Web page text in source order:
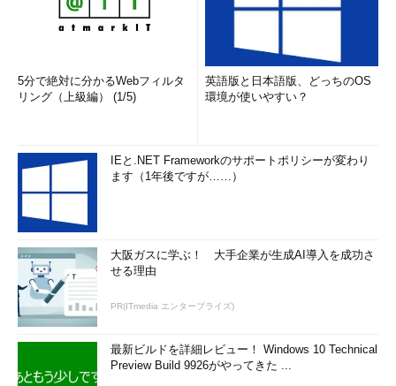
5分で絶対に分かるWebフィルタ
リング（上級編） (1/5)
英語版と日本語版、どっちのOS
環境が使いやすい？
IEと.NET Frameworkのサポートポリシーが変わり
ます（1年後ですが……）
大阪ガスに学ぶ！ 大手企業が生成AI導入を成功さ
せる理由
PR(ITmedia エンタープライズ)
最新ビルドを詳細レビュー！ Windows 10 Technical
Preview Build 9926がやってきた ...